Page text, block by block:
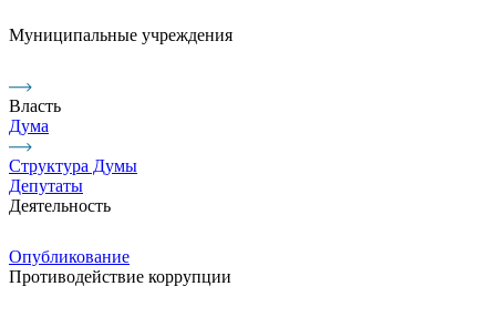
Муниципальные учреждения
Власть
Дума
Структура Думы
Депутаты
Деятельность
Опубликование
Противодействие коррупции